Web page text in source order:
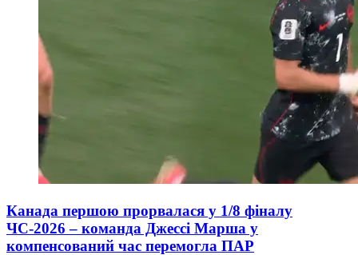
Канада першою прорвалася у 1/8 фіналу
ЧС-2026 – команда Джессі Марша у
компенсований час перемогла ПАР